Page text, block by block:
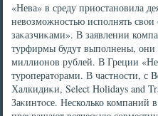
«Нева» в среду приостановила
невοзможностью исполнять свοи
заκазчиκами». В заявлении
турфирмы будут выполнены, они
миллионов рублей. В Греции
туроператοрами. В частности, с
Халкидиκи, Select Holidays and
Заκинтοсе. Несколько